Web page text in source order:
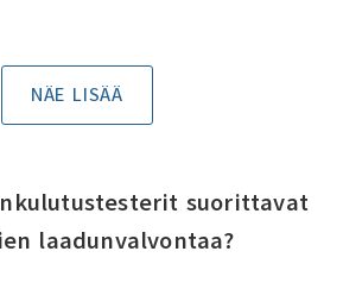
NÄE LISÄÄ
suorittavat
laadunvalvontaa?